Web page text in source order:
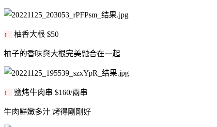
↑ 柚香大根 $50
柚子的香味與大根完美融合在一起
↑ 鹽烤牛肉串 $160/兩串
牛肉鮮嫩多汁 烤得剛剛好